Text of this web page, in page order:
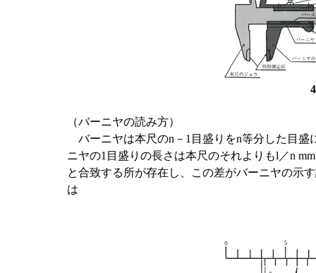
（バーニヤの読み方）
バーニヤは本尺のn－1目盛りをn等分した目盛
ニヤの1目盛りの長さは本尺のそれよりもl／n
と合致する所が存在し、この差がバーニヤの示
は